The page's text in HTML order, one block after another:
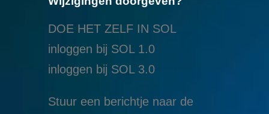
DOE HET ZELF IN SOL
inloggen bij SOL 1.0
inloggen bij SOL 3.0
Stuur een berichtje naar de